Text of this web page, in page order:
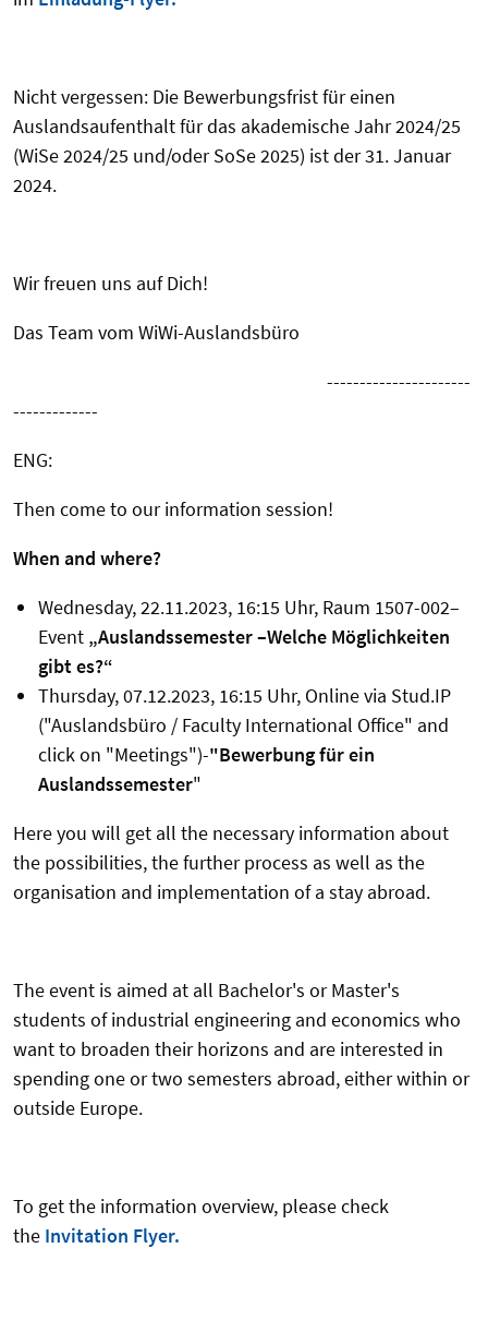
Nicht vergessen: Die Bewerbungsfrist für einen
Auslandsaufenthalt für das akademische Jahr 2024/25
(WiSe 2024/25 und/oder SoSe 2025) ist der 31. Januar
2024.
Wir freuen uns auf Dich!
Das Team vom WiWi-Auslandsbüro
----------------------
-------------
ENG:
Then come to our information session!
When and where?
Wednesday, 22.11.2023, 16:15 Uhr, Raum 1507-002–
Event „Auslandssemester –Welche Möglichkeiten
gibt es?“
Thursday, 07.12.2023, 16:15 Uhr, Online via Stud.IP
("Auslandsbüro / Faculty International Office" and
click on "Meetings")-"Bewerbung für ein
Auslandssemester"
Here you will get all the necessary information about
the possibilities, the further process as well as the
organisation and implementation of a stay abroad.
The event is aimed at all Bachelor's or Master's
students of industrial engineering and economics who
want to broaden their horizons and are interested in
spending one or two semesters abroad, either within or
outside Europe.
To get the information overview, please check
the Invitation Flyer.